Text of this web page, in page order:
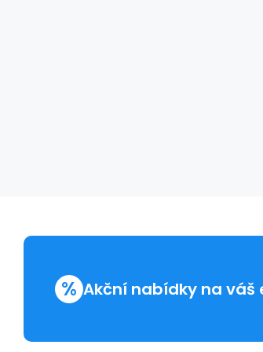
% Akční nabídky na váš